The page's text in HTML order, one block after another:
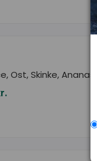
Ost, Skinke, Ananas